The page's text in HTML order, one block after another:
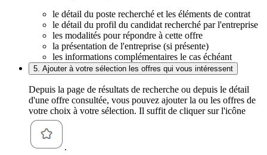
le détail du poste recherché et les éléments de contrat
le détail du profil du candidat recherché par l'entreprise
les modalités pour répondre à cette offre
la présentation de l'entreprise (si présente)
les informations complémentaires le cas échéant
5. Ajouter à votre sélection les offres qui vous intéressent
Depuis la page de résultats de recherche ou depuis le détail
d'une offre consultée, vous pouvez ajouter la ou les offres de
votre choix à votre sélection. Il suffit de cliquer sur l'icône
.